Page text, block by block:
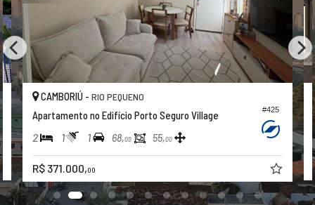
#425
CAMBORIÚ - RIO PEQUENO
Apartamento no Edifício Porto Seguro Village
2 1 1 68,00 55,00
R$ 371.000,00